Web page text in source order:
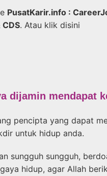
PusatKarir.info :
CDS. Atau klik disini
dijamin mendapat
pencipta yang dapat
untuk hidup anda.
sungguh sungguh,
hidup, agar Allah